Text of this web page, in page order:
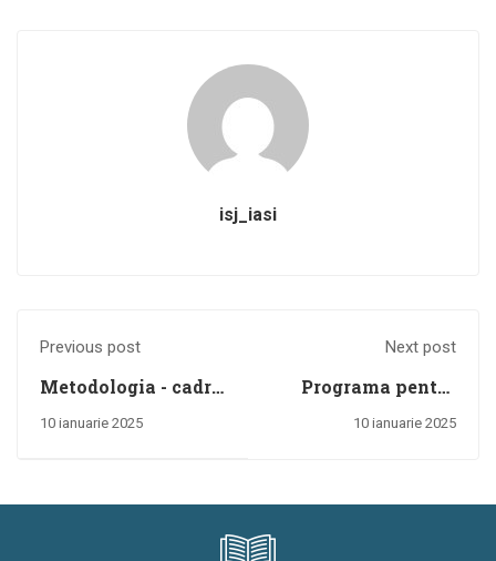
isj_iasi
Previous post
Metodologia - cadru
privind mobilitatea
10 ianuarie 2025
Next post
Programa pentru
olimpiada de
10 ianuarie 2025